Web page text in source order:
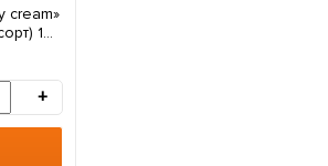
cream»
1
+